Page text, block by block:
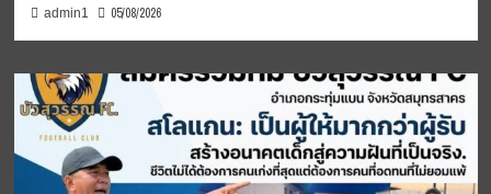
admin1 05/08/2026